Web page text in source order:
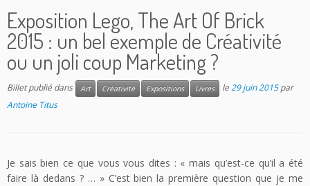
Exposition Lego, The Art Of Brick
2015 : un bel exemple de Créativité
ou un joli coup Marketing ?
Billet publié dans Art Créativité Expositions Livres le29 juin 2015 par
Antoine Titus
Je sais bien ce que vous vous dites : « mais qu’est-ce qu’il a été
faire là dedans ? … » C’est bien la première question que je me